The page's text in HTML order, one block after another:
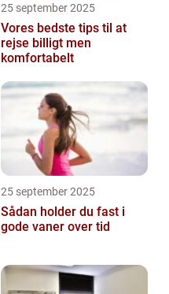
25 september 2025
Vores bedste tips til at
rejse billigt men
komfortabelt
25 september 2025
Sådan holder du fast i
gode vaner over tid